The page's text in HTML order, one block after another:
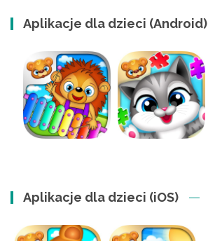
Aplikacje dla dzieci (Android)
Aplikacje dla dzieci (iOS)